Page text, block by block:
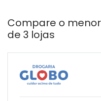
Compare o
de 3 lojas